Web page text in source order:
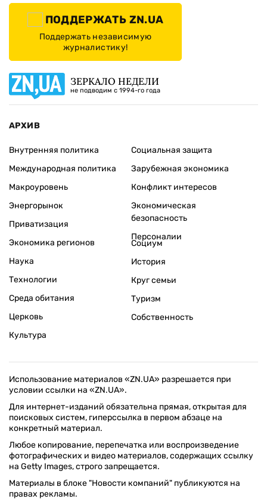
ПОДДЕРЖАТЬ ZN.UA
Поддержать независимую
журналистику!
ЗЕРКАЛО НЕДЕЛИ
не подводим с 1994-го года
АРХИВ
Внутренняя политика
Международная политика
Макроуровень
Энергорынок
Приватизация
Экономика регионов
Социальная защита
Зарубежная экономика
Конфликт интересов
Экономическая
безопасность
Персоналии
Наука
Технологии
Среда обитания
Церковь
Культура
Социум
История
Круг семьи
Туризм
Собственность
Использование материалов «ZN.UA» разрешается при
условии ссылки на «ZN.UA».
Для интернет-изданий обязательна прямая, открытая для
поисковых систем, гиперссылка в первом абзаце на
конкретный материал.
Любое копирование, перепечатка или воспроизведение
фотографических и видео материалов, содержащих ссылку
на Getty Images, строго запрещается.
Материалы в блоке "Новости компаний" публикуются на
правах рекламы.